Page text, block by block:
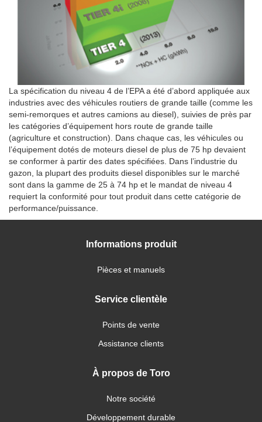
La spécification du niveau 4 de l’EPA a été d’abord appliquée aux
industries avec des véhicules routiers de grande taille (comme les
semi-remorques et autres camions au diesel), suivies de près par
les catégories d’équipement hors route de grande taille
(agriculture et construction). Dans chaque cas, les véhicules ou
l’équipement dotés de moteurs diesel de plus de 75 hp devaient
se conformer à partir des dates spécifiées. Dans l’industrie du
gazon, la plupart des produits diesel disponibles sur le marché
sont dans la gamme de 25 à 74 hp et le mandat de niveau 4
requiert la conformité pour tout produit dans cette catégorie de
performance/puissance.
Informations produit
Pièces et manuels
Service clientèle
Points de vente
Assistance clients
À propos de Toro
Notre société
Développement durable